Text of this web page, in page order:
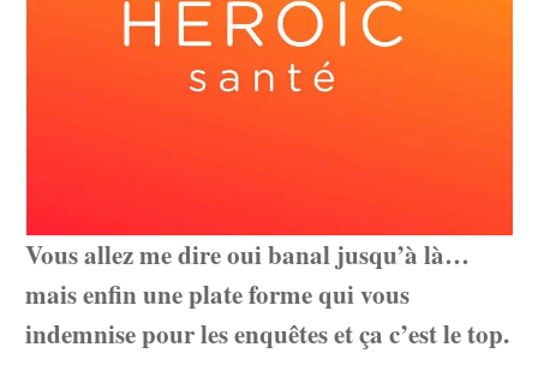
Vous allez me dire oui banal jusqu’à là…
mais enfin une plate forme qui vous
indemnise pour les enquêtes et ça c’est le top.